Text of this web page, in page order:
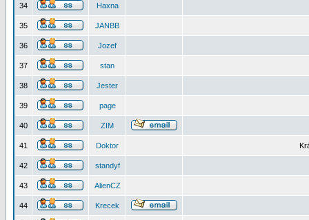
34 Haxna
35 JANBB
36 Jozef
37 stan
38 Jester
39 page
40 ZIM
41 Doktor
42 standyf
43 AlienCZ
44 Krecek